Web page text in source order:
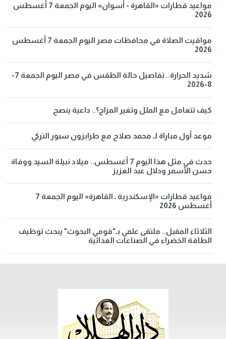
مواعيد قطارات «القاهرة - أسوان» اليوم الجمعة 7 أغسطس
2026
مواقيت الصلاة في محافظات مصر اليوم الجمعة 7 أغسطس
2026
شديد الحرارة.. تفاصيل حالة الطقس في مصر اليوم الجمعة 7-
8-2026
كيف تتعامل مع الملل وتغير المزاج؟.. داعية ينصح
موعد أول مباراة لـ محمد صلاح مع طرابزون سبور التركي
حدث في مثل هذا اليوم 7 أغسطس.. ميلاد نبيلة السيد ووفاة
حسن الأسمر ودلال عبد العزيز
مواعيد قطارات «الإسكندرية ـ القاهرة» اليوم الجمعة 7
أغسطس 2026
الثلاثاء المقبل.. ملتقى علمي بـ"قومي البحوث" يبحث توظيف
الطاقة الخضراء في الصناعات الغذائية